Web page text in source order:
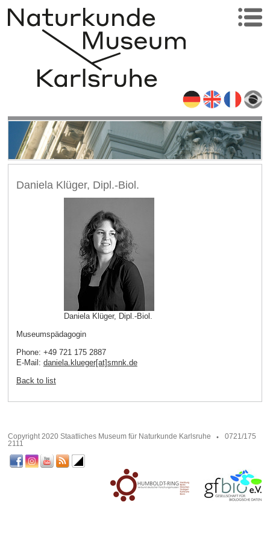
Daniela Klüger, Dipl.-Biol.
Daniela Klüger, Dipl.-Biol.
Museumspädagogin
Phone: +49 721 175 2887
E-Mail: daniela.klueger[at]smnk.de
Back to list
Copyright 2020 Staatliches Museum für Naturkunde Karlsruhe
0721/175
2111